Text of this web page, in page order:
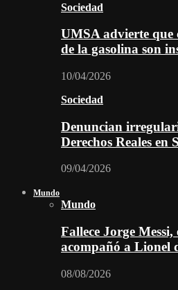
Sociedad
UMSA advierte que
de la gasolina son
10/04/2026
Sociedad
Denuncian
Derechos Reales en
09/04/2026
Mundo
Mundo
Fallece Jorge
acompañó a Lionel
08/08/2026